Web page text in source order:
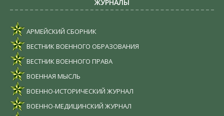
ЖУРНАЛЫ
АРМЕЙСКИЙ СБОРНИК
ВЕСТНИК ВОЕННОГО ОБРАЗОВАНИЯ
ВЕСТНИК ВОЕННОГО ПРАВА
ВОЕННАЯ МЫСЛЬ
ВОЕННО-ИСТОРИЧЕСКИЙ ЖУРНАЛ
ВОЕННО-МЕДИЦИНСКИЙ ЖУРНАЛ